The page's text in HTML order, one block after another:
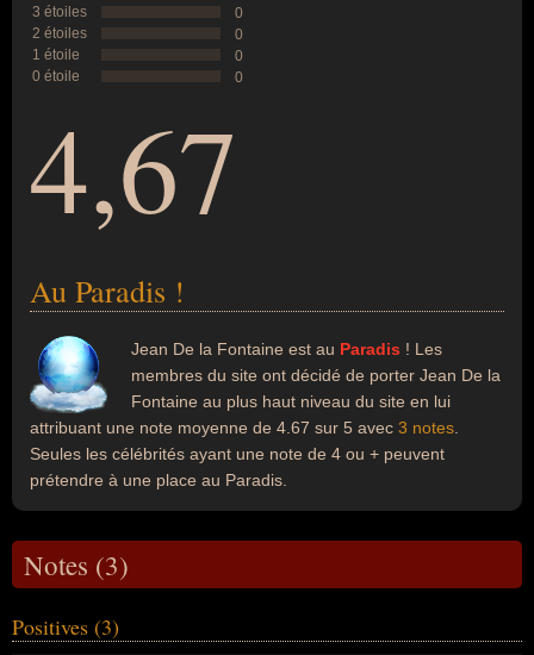
3 étoiles
0
2 étoiles
0
1 étoile
0
0 étoile
0
4,67
Au Paradis !
Jean De la Fontaine est au Paradis ! Les
membres du site ont décidé de porter Jean De la
Fontaine au plus haut niveau du site en lui
attribuant une note moyenne de 4.67 sur 5 avec 3 notes
Seules les célébrités ayant une note de 4 ou + peuvent
prétendre à une place au Paradis.
Notes (3)
Positives (3)